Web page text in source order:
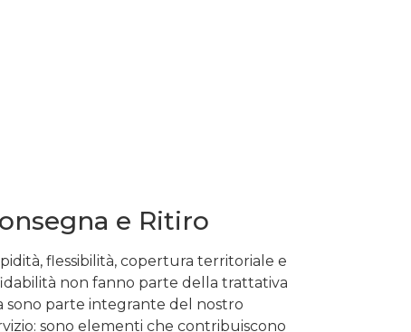
e Ritiro
flessibilità, copertura territoriale e
non fanno parte della trattativa
sono parte integrante del nostro
sono elementi che contribuiscono